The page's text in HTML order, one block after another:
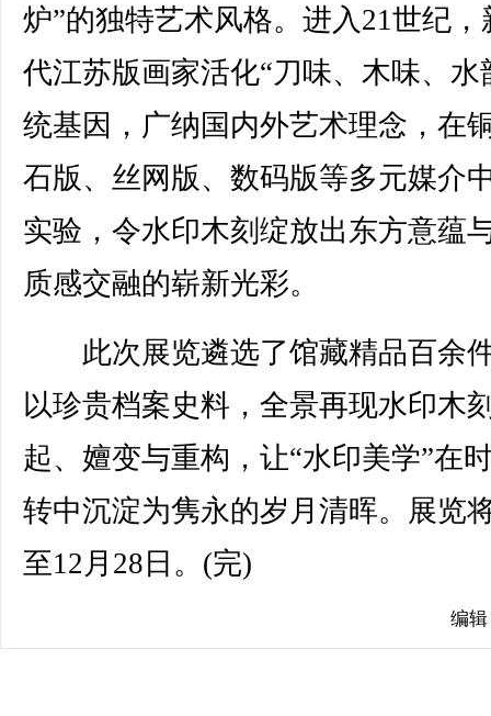
炉”的独特艺术风格。进入21世纪，
代江苏版画家活化“刀味、木味、水
统基因，广纳国内外艺术理念，在
石版、丝网版、数码版等多元媒介
实验，令水印木刻绽放出东方意蕴
质感交融的崭新光彩。
此次展览遴选了馆藏精品百余
以珍贵档案史料，全景再现水印木
起、嬗变与重构，让“水印美学”在
转中沉淀为隽永的岁月清晖。展览
至12月28日。(完)
编